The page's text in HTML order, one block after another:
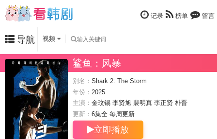
记录 榜单 留言
导航 视频
鲨鱼：风暴
别名： Shark 2: The Storm
年份： 2025
主演： 金玟锡 李贤旭 裴明真 李正贤 朴晋
更新： 6集全 每周更新
立即播放